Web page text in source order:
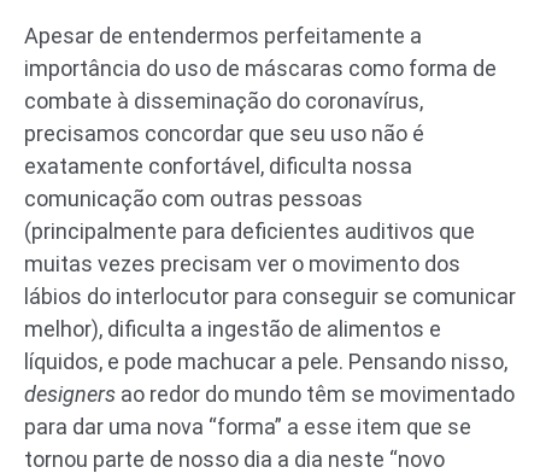
Apesar de entendermos perfeitamente a
importância do uso de máscaras como forma de
combate à disseminação do coronavírus,
precisamos concordar que seu uso não é
exatamente confortável, dificulta nossa
comunicação com outras pessoas
(principalmente para deficientes auditivos que
muitas vezes precisam ver o movimento dos
lábios do interlocutor para conseguir se comunicar
melhor), dificulta a ingestão de alimentos e
líquidos, e pode machucar a pele. Pensando nisso,
designers ao redor do mundo têm se movimentado
para dar uma nova “forma” a esse item que se
tornou parte de nosso dia a dia neste “novo